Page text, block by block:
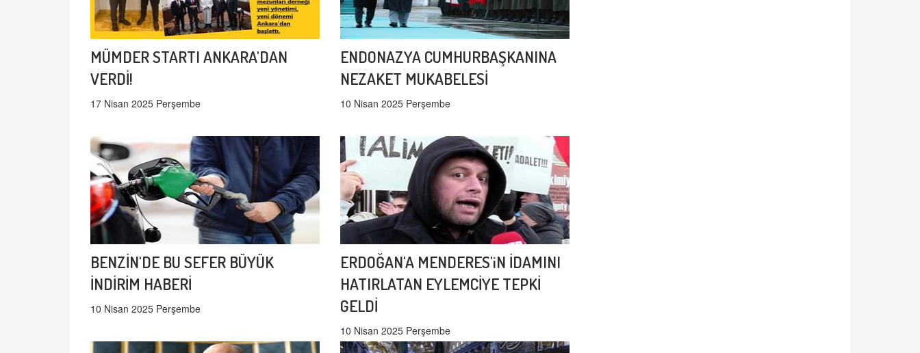
MÜMDER STARTI ANKARA'DAN
VERDİ!
17 Nisan 2025 Perşembe
ENDONAZYA CUMHURBAŞKANINA
NEZAKET MUKABELESİ
10 Nisan 2025 Perşembe
BENZİN'DE BU SEFER BÜYÜK
İNDİRİM HABERİ
10 Nisan 2025 Perşembe
ERDOĞAN'A MENDERES'iN İDAMINI
HATIRLATAN EYLEMCİYE TEPKİ
GELDİ
10 Nisan 2025 Perşembe